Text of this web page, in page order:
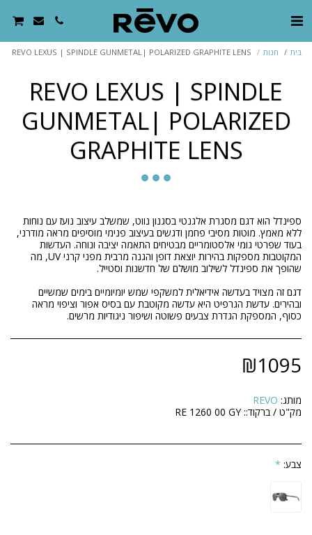
בית חנות REVO LEXUS | SPINDLE GUNMETAL| POLARIZED GRAPHITE LENS
REVO LEXUS | SPINDLE
GUNMETAL| POLARIZED
GRAPHITE LENS
ספינדל הוא דגם מסגרת אלגנטי בסגנון נווט, שמשלב עיצוב נועז עם נוחות
ללא מאמץ. מוטות מסיבי פחמן ודגשים בעיצוב פנימי מוסיפים מראה מודרני,
בעוד שפרטי גומי אלסטומריים מבטיחים התאמה יציבה ונוחה. העדשות
המקוטבות מספקות בהירות יוצאת דופן והגנה מרבית מפני קרני UV, מה
דגם זה מצויד בעדשה אידיאלית למשקפי שמש יומיומיים בימים שמשיים
ובהירים. עדשת הגרפיט היא עדשה מקוטבת עם בסיס אפור וציפוי מראה
כסוף, המספקת הגדרת צבעים פשוטה ושיפור ניגודיות מרשים.
₪1095
מותג: REVO
מק"ט / ברקוד:: RE 1260 00 GY
צבע: *